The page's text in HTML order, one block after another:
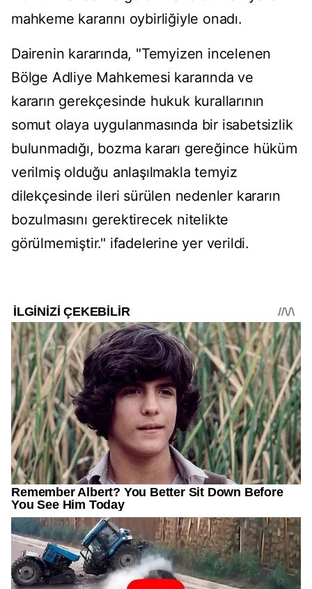
mahkeme kararını oybirliğiyle onadı.
Dairenin kararında, "Temyizen incelenen
Bölge Adliye Mahkemesi kararında ve
kararın gerekçesinde hukuk kurallarının
somut olaya uygulanmasında bir isabetsizlik
bulunmadığı, bozma kararı gereğince hüküm
verilmiş olduğu anlaşılmakla temyiz
dilekçesinde ileri sürülen nedenler kararın
bozulmasını gerektirecek nitelikte
görülmemiştir." ifadelerine yer verildi.